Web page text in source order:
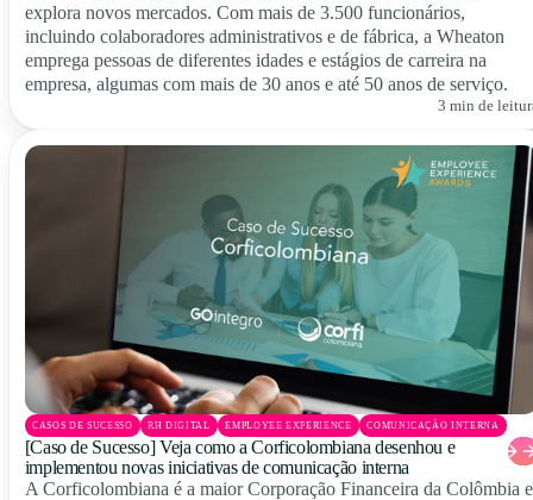
explora novos mercados. Com mais de 3.500 funcionários,
incluindo colaboradores administrativos e de fábrica, a Wheaton
emprega pessoas de diferentes idades e estágios de carreira na
empresa, algumas com mais de 30 anos e até 50 anos de serviço.
3 min de
CASOS DE SUCESSO RH DIGITAL EMPLOYEE EXPERIENCE COMUNICAÇÃO INTERNA
[Caso de Sucesso] Veja como a Corficolombiana desenhou e
implementou novas iniciativas de comunicação interna
A Corficolombiana é a maior Corporação Financeira da Colômbia